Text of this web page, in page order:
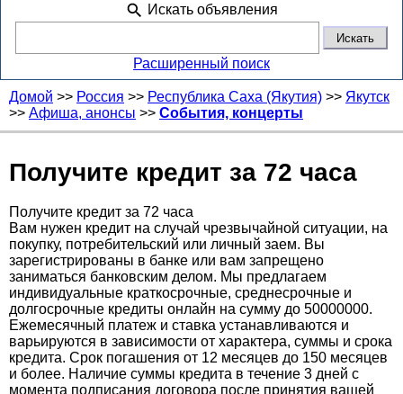
Искать объявления
Расширенный поиск
Домой >> Россия >> Республика Саха (Якутия) >> Якутск
>> Афиша, анонсы >> События, концерты
Получите кредит за 72 часа
Получите кредит за 72 часа
Вам нужен кредит на случай чрезвычайной ситуации, на
покупку, потребительский или личный заем. Вы
зарегистрированы в банке или вам запрещено
заниматься банковским делом. Мы предлагаем
индивидуальные краткосрочные, среднесрочные и
долгосрочные кредиты онлайн на сумму до 50000000.
Ежемесячный платеж и ставка устанавливаются и
варьируются в зависимости от характера, суммы и срока
кредита. Срок погашения от 12 месяцев до 150 месяцев
и более. Наличие суммы кредита в течение 3 дней с
момента подписания договора после принятия вашей